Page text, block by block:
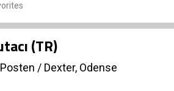
(TR)
/ Dexter, Odense